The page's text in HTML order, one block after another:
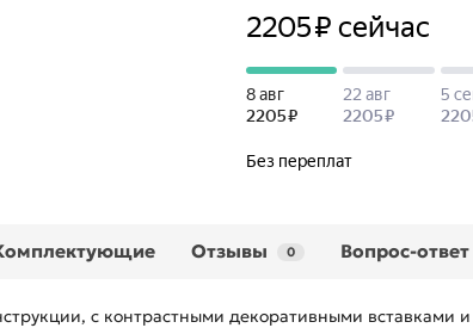
Отзывы 0 Вопрос-ответ
с контрастными декоративными вставками